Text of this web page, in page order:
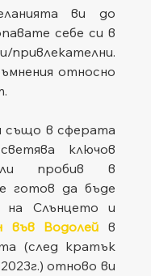
ви до
себе си в
относно
също в сферата
ключов
пробив в
готов да бъде
на Слънцето и
във Водолей в
(след кратък
отново ви